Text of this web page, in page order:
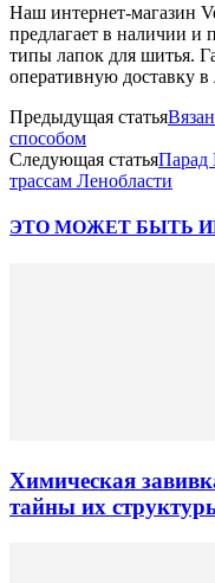
Наш интернет-магазин
предлагает в наличии и
типы лапок для шитья.
оперативную доставку
Предыдущая статья
способом
Следующая статьяПарад
трассам Ленобласти
ЭТО МОЖЕТ БЫТЬ
Химическая
тайны их